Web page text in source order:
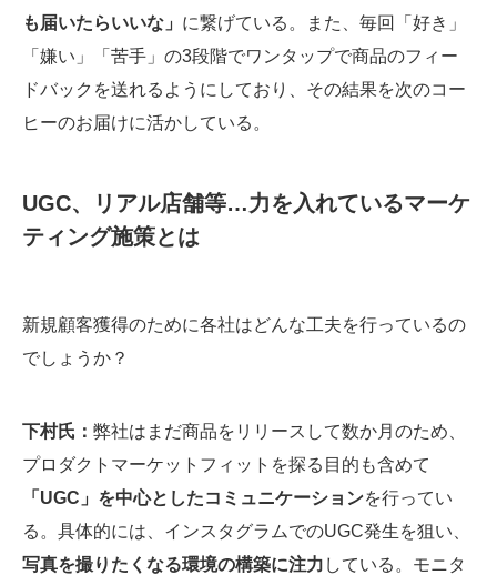
も届いたらいいな」 に繋げている。また、毎回「好き」
「嫌い」「苦手」の3段階でワンタップで商品のフィー
ドバックを送れるようにしており、その結果を次のコー
ヒーのお届けに活かしている。
UGC、リアル店舗等…力を入れているマーケ
ティング施策とは
新規顧客獲得のために各社はどんな工夫を行っているの
でしょうか？
下村氏： 弊社はまだ商品をリリースして数か月のため、
プロダクトマーケットフィットを探る目的も含めて
「UGC」を中心としたコミュニケーションを行ってい
る。具体的には、インスタグラムでのUGC発生を狙い、
写真を撮りたくなる環境の構築に注力 している。モニタ